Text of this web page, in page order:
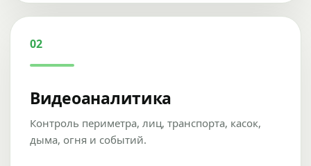
02
Видеоаналитика
Контроль периметра, лиц, транспорта, касок,
дыма, огня и событий.